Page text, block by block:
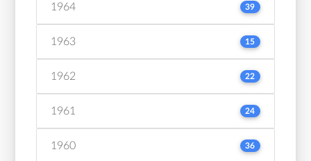
1964 39
1963 15
1962 22
1961 24
1960 36